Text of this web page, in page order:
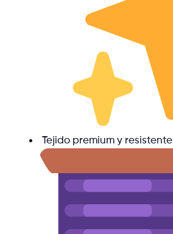
Tejido premium y resistente